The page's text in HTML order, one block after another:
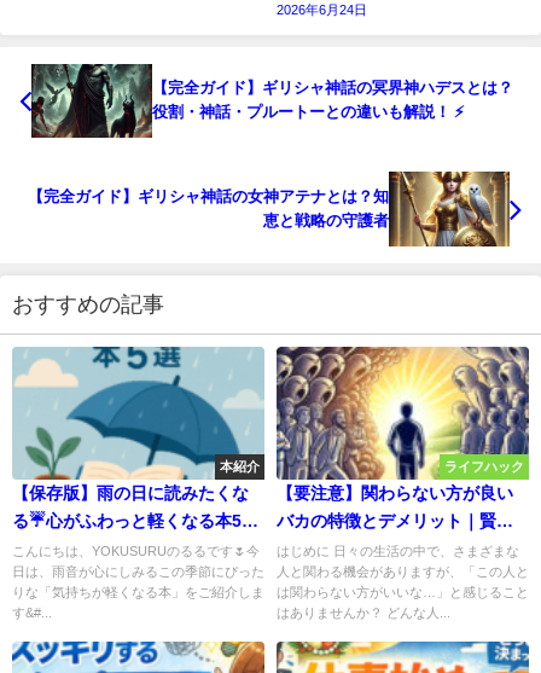
2026年6月24日
【完全ガイド】ギリシャ神話の冥界神ハデスとは？
役割・神話・プルートーとの違いも解説！ ⚡
【完全ガイド】ギリシャ神話の女神アテナとは？知
恵と戦略の守護者
おすすめの記事
本紹介
【保存版】雨の日に読みたくな
る☔心がふわっと軽くなる本5選
【梅雨の読書タイム】
こんにちは、YOKUSURUのるるです🌷今
日は、雨音が心にしみるこの季節にぴった
りな「気持ちが軽くなる本」をご紹介しま
す&#...
ライフハック
【要注意】関わらない方が良い
バカの特徴とデメリット｜賢く
距離を置く方法
はじめに 日々の生活の中で、さまざまな
人と関わる機会がありますが、「この人と
は関わらない方がいいな…」と感じること
はありませんか？ どんな人...